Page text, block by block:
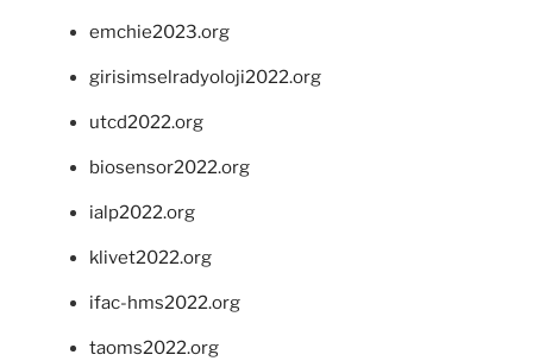
emchie2023.org
girisimselradyoloji2022.org
utcd2022.org
biosensor2022.org
ialp2022.org
klivet2022.org
ifac-hms2022.org
taoms2022.org